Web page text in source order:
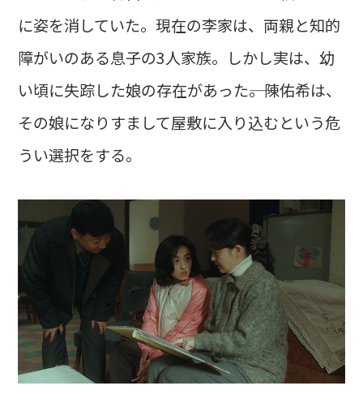
に姿を消していた。現在の李家は、両親と知的
障がいのある息子の3人家族。しかし実は、幼
い頃に失踪した娘の存在があった――。陳佑希は、
その娘になりすまして屋敷に入り込むという危
うい選択をする。